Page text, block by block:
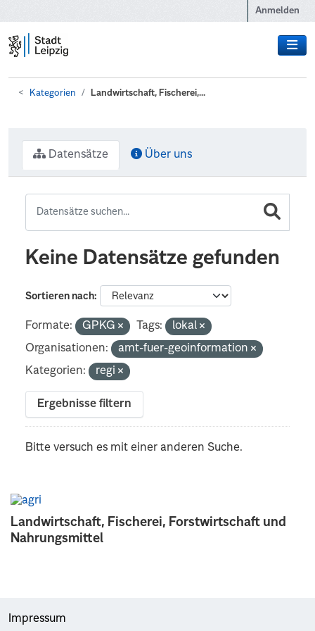
Anmelden
Kategorien Landwirtschaft, Fischerei,...
Landwirtschaft, Fischerei, Forstwirtschaft und
Nahrungsmittel
Datensätze Über uns
Keine Datensätze gefunden
Sortieren nach
Formate: GPKG Tags:
lokal
Organisationen:
amt-fuer-geoinformation
Kategorien:
regi
Ergebnisse filtern
Bitte versuch es mit einer anderen Suche.
Impressum